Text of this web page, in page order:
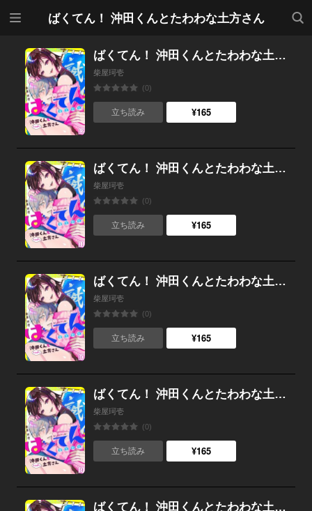
ばくてん！ 沖田くんとたわわな土方さん
検索
ばくてん！ 沖田くんとたわわな土方さん(12)
柴屋珂壱
(0)
立ち読み ¥165
ばくてん！ 沖田くんとたわわな土方さん(11)
柴屋珂壱
(0)
立ち読み ¥165
ばくてん！ 沖田くんとたわわな土方さん(10)
柴屋珂壱
(0)
立ち読み ¥165
ばくてん！ 沖田くんとたわわな土方さん(9)
柴屋珂壱
(0)
立ち読み ¥165
ばくてん！ 沖田くんとたわわな土方さん(8)